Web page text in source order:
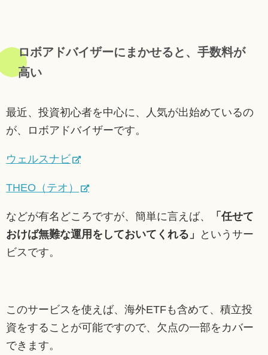
ロボアドバイザーにまかせると、手数料が
高い
最近、投資初心者を中心に、人気が出始めているの
が、ロボアドバイザーです。
ウェルスナビ
THEO（テオ）
などが有名どころですが、簡単に言えば、
「任せて
おけば無難な運用をしておいてくれる」
というサー
ビスです。
このサービスを使えば、海外ETFも含めて、積立投
資をすることが可能ですので、欠点の一部をカバー
できます。